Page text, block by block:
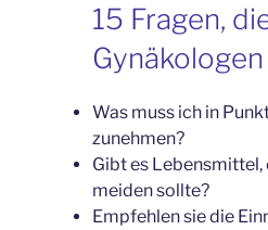
15 Fragen,
Was muss ich in
zunehmen?
Gibt es
meiden sollte?
Empfehlen sie die